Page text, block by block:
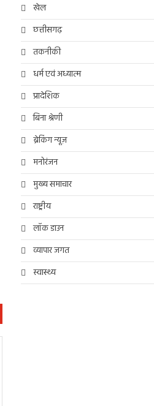
खेल
छत्तीसगढ़
तकनीकी
धर्म एवं अध्यात्म
प्रादेशिक
बिना श्रेणी
ब्रेकिंग न्यूज़
मनोरंजन
मुख्य समाचार
राष्ट्रीय
लॉक डाउन
व्यापार जगत
स्वास्थ्य